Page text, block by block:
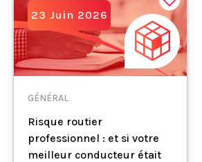
23 Juin 2026
GÉNÉRAL
Risque routier
professionnel : et si votre
meilleur conducteur était